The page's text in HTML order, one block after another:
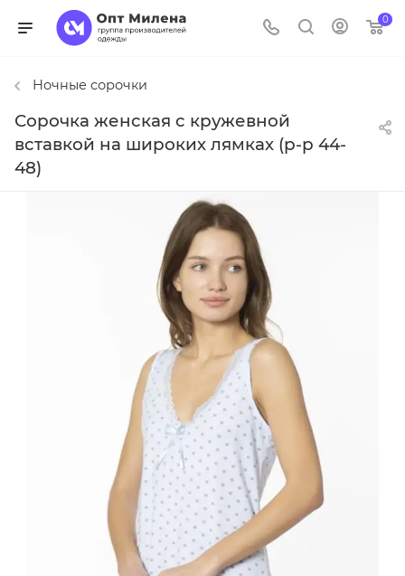
0
Ночные сорочки
Сорочка женская с кружевной
вставкой на широких лямках (р-р 44-
48)